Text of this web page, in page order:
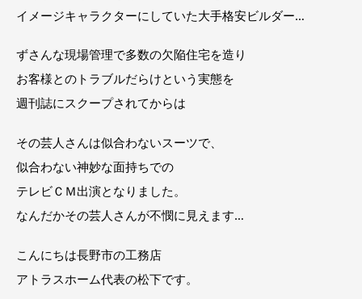
イメージキャラクターにしていた大手格安ビルダー…
ずさんな現場管理で多数の欠陥住宅を造り
お客様とのトラブルだらけという実態を
週刊誌にスクープされてからは
その芸人さんは似合わないスーツで、
似合わない神妙な面持ちでの
テレビＣＭ出演となりました。
なんだかその芸人さんが不憫に見えます…
こんにちは長野市の工務店
アトラスホーム代表の松下です。